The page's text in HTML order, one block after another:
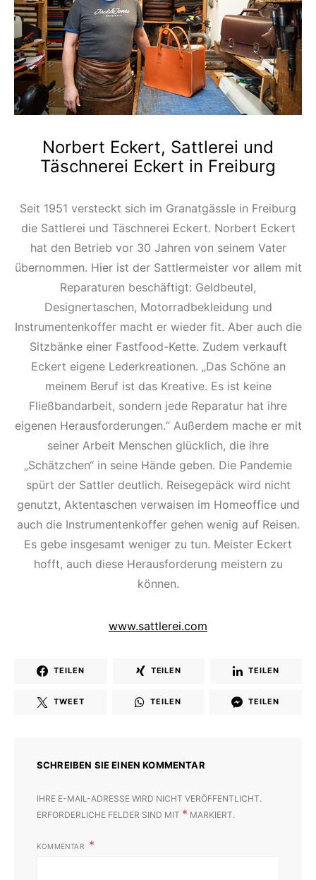
Norbert Eckert, Sattlerei und
Täschnerei Eckert in Freiburg
Seit 1951 versteckt sich im Granatgässle in Freiburg
die Sattlerei und Täschnerei Eckert. Norbert Eckert
hat den Betrieb vor 30 Jahren von seinem Vater
übernommen. Hier ist der Sattlermeister vor allem mit
Reparaturen beschäftigt: Geldbeutel,
Designertaschen, Motorradbekleidung und
Instrumentenkoffer macht er wieder fit. Aber auch die
Sitzbänke einer Fastfood-Kette. Zudem verkauft
Eckert eigene Lederkreationen. „Das Schöne an
meinem Beruf ist das Kreative. Es ist keine
Fließbandarbeit, sondern jede Reparatur hat ihre
eigenen Herausforderungen.“ Außerdem mache er mit
seiner Arbeit Menschen glücklich, die ihre
„Schätzchen“ in seine Hände geben. Die Pandemie
spürt der Sattler deutlich. Reisegepäck wird nicht
genutzt, Aktentaschen verwaisen im Homeoffice und
auch die Instrumentenkoffer gehen wenig auf Reisen.
Es gebe insgesamt weniger zu tun. Meister Eckert
hofft, auch diese Herausforderung meistern zu
können.
www.sattlerei.com
TEILEN TEILEN TEILEN
TWEET TEILEN TEILEN
SCHREIBEN SIE EINEN KOMMENTAR
IHRE E-MAIL-ADRESSE WIRD NICHT VERÖFFENTLICHT.
ERFORDERLICHE FELDER SIND MIT * MARKIERT.
KOMMENTAR